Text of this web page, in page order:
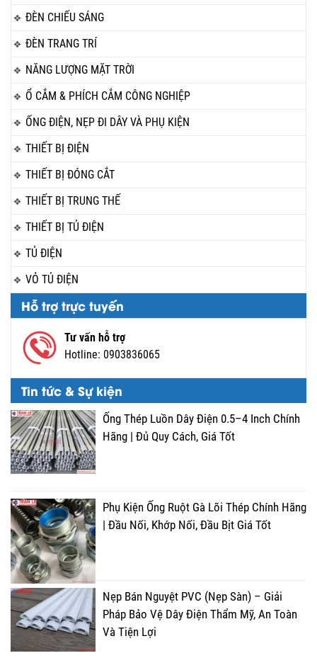
ĐÈN CHIẾU SÁNG
ĐÈN TRANG TRÍ
NĂNG LƯỢNG MẶT TRỜI
Ổ CẮM & PHÍCH CẮM CÔNG NGHIỆP
ỐNG ĐIỆN, NẸP ĐI DÂY VÀ PHỤ KIỆN
THIẾT BỊ ĐIỆN
THIẾT BỊ ĐÓNG CẮT
THIẾT BỊ TRUNG THẾ
THIẾT BỊ TỦ ĐIỆN
TỦ ĐIỆN
VỎ TỦ ĐIỆN
Hỗ trợ trực tuyến
Tư vấn hỗ trợ
Hotline: 0903836065
Tin tức & Sự kiện
Ống Thép Luồn Dây Điện 0.5–4 Inch Chính
Hãng | Đủ Quy Cách, Giá Tốt
Phụ Kiện Ống Ruột Gà Lõi Thép Chính Hãng
| Đầu Nối, Khớp Nối, Đầu Bịt Giá Tốt
Nẹp Bán Nguyệt PVC (Nẹp Sàn) – Giải
Pháp Bảo Vệ Dây Điện Thẩm Mỹ, An Toàn
Và Tiện Lợi